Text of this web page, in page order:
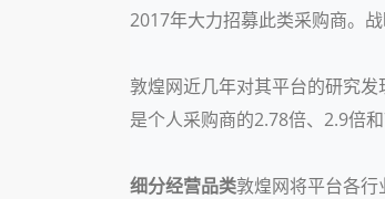
2017年大力招募此类采购商。
敦煌网近几年对其平台的研究
是个人采购商的2.78倍、2.9倍
细分经营品类敦煌网将平台各